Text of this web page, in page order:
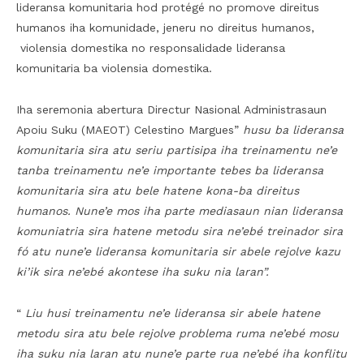
lideransa komunitaria hod protégé no promove direitus
humanos iha komunidade, jeneru no direitus humanos,
violensia domestika no responsalidade lideransa
komunitaria ba violensia domestika.
Iha seremonia abertura Directur Nasional Administrasaun
Apoiu Suku (MAEOT) Celestino Margues” husu ba lideransa
komunitaria sira atu seriu partisipa iha treinamentu ne’e
tanba treinamentu ne’e importante tebes ba lideransa
komunitaria sira atu bele hatene kona-ba direitus
humanos. Nune’e mos iha parte mediasaun nian lideransa
komuniatria sira hatene metodu sira ne’ebé treinador sira
fó atu nune’e lideransa komunitaria sir abele rejolve kazu
ki’ik sira ne’ebé akontese iha suku nia laran”.
“ Liu husi treinamentu ne’e lideransa sir abele hatene
metodu sira atu bele rejolve problema ruma ne’ebé mosu
iha suku nia laran atu nune’e parte rua ne’ebé iha konflitu